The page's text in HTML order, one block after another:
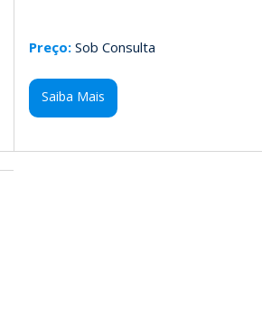
Preço: Sob Consulta
Saiba Mais